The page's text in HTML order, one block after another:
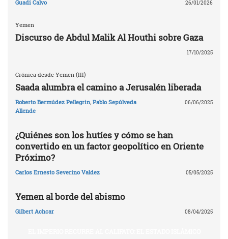
Guadi Calvo 26/01/2026
Yemen
Discurso de Abdul Malik Al Houthi sobre Gaza
17/10/2025
Crónica desde Yemen (III)
Saada alumbra el camino a Jerusalén liberada
Roberto Bermúdez Pellegrin, Pablo Sepúlveda
Allende
06/06/2025
¿Quiénes son los hutíes y cómo se han
convertido en un factor geopolítico en Oriente
Próximo?
Carlos Ernesto Severino Valdez 05/05/2025
Yemen al borde del abismo
Gilbert Achcar 08/04/2025